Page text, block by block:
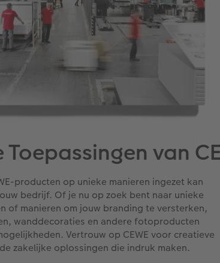
van
producten op unieke manieren ingezet kan
bedrijf. Of je nu op zoek bent naar unieke
of manieren om jouw branding te versterken,
wanddecoraties en andere fotoproducten
Vertrouw op CEWE voor creatieve
zakelijke oplossingen die indruk maken.